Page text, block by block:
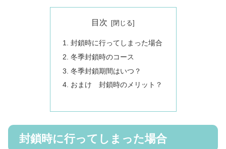
目次
封鎖時に行ってしまった場合
冬季封鎖時のコース
冬季封鎖期間はいつ？
おまけ 封鎖時のメリット？
封鎖時に行ってしまった場合